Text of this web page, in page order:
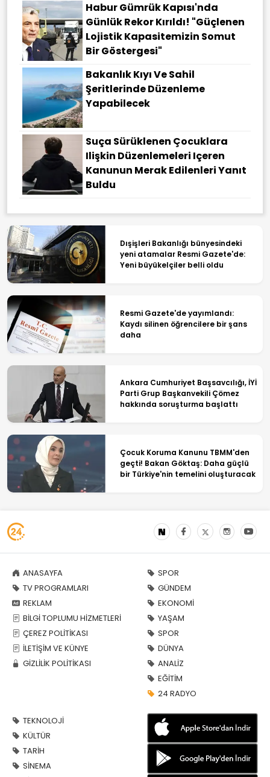
Habur Gümrük Kapısı'nda
Günlük Rekor Kırıldı! "Güçlenen
Lojistik Kapasitemizin Somut
Bir Göstergesi"
Bakanlık Kıyı Ve Sahil
Şeritlerinde Düzenleme
Yapabilecek
Suça Sürüklenen Çocuklara
Ilişkin Düzenlemeleri Içeren
Kanunun Merak Edilenleri Yanıt
Buldu
Dışişleri Bakanlığı bünyesindeki
yeni atamalar Resmi Gazete'de:
Yeni büyükelçiler belli oldu
Resmi Gazete'de yayımlandı:
Kaydı silinen öğrencilere bir şans
daha
Ankara Cumhuriyet Başsavcılığı, İYİ
Parti Grup Başkanvekili Çömez
hakkında soruşturma başlattı
Çocuk Koruma Kanunu TBMM'den
geçti! Bakan Göktaş: Daha güçlü
bir Türkiye'nin temelini oluşturacak
ANASAYFA
TV PROGRAMLARI
REKLAM
BİLGİ TOPLUMU HİZMETLERİ
ÇEREZ POLİTİKASI
İLETİŞİM VE KÜNYE
GİZLİLİK POLİTİKASI
SPOR
GÜNDEM
EKONOMİ
YAŞAM
SPOR
DÜNYA
ANALİZ
EĞİTİM
24 RADYO
TEKNOLOJİ
KÜLTÜR
TARİH
SİNEMA